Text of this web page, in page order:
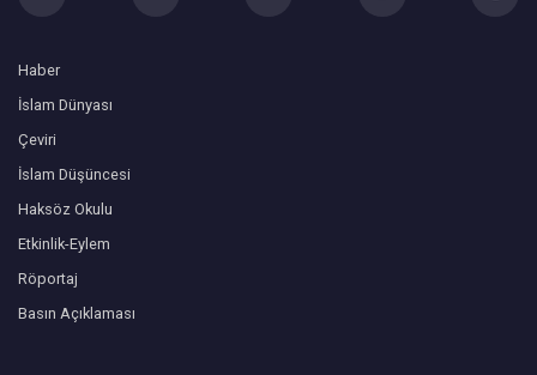
Haber
İslam Dünyası
Çeviri
İslam Düşüncesi
Haksöz Okulu
Etkinlik-Eylem
Röportaj
Basın Açıklaması